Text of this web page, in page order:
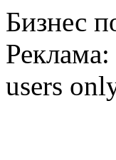
Бизнес
Реклама:
users